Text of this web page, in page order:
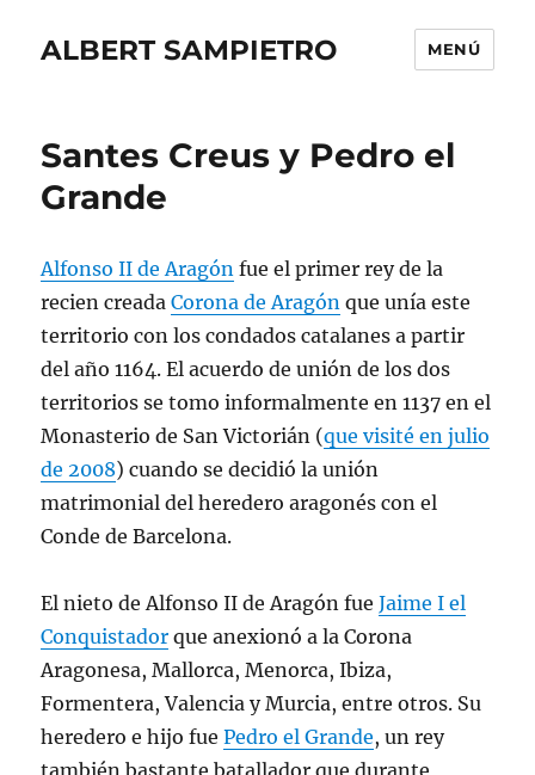
ALBERT SAMPIETRO MENÚ
Santes Creus y Pedro el
Grande
Alfonso II de Aragón fue el primer rey de la
recien creadaCorona de Aragón que unía este
territorio con los condados catalanes a partir
del año 1164. El acuerdo de unión de los dos
territorios se tomo informalmente en 1137 en el
Monasterio de San Victorián (que visité en julio
de 2008) cuando se decidió la unión
matrimonial del heredero aragonés con el
Conde de Barcelona.
El nieto de Alfonso II de Aragón fueJaime I el
Conquistador que anexionó a la Corona
Aragonesa, Mallorca, Menorca, Ibiza,
Formentera, Valencia y Murcia, entre otros. Su
heredero e hijo fuePedro el Grande, un rey
también bastante batallador que durante